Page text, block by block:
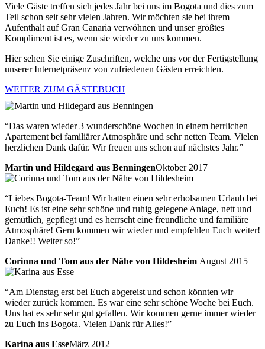
Viele Gäste treffen sich jedes Jahr bei uns im Bogota und dies zum
Teil schon seit sehr vielen Jahren. Wir möchten sie bei ihrem
Aufenthalt auf Gran Canaria verwöhnen und unser größtes
Kompliment ist es, wenn sie wieder zu uns kommen.
Hier sehen Sie einige Zuschriften, welche uns vor der Fertigstellung
unserer Internetpräsenz von zufriedenen Gästen erreichten.
WEITER ZUM GÄSTEBUCH
“Das waren wieder 3 wunderschöne Wochen in einem herrlichen
Apartement bei familiärer Atmosphäre und sehr netten Team. Vielen
herzlichen Dank dafür. Wir freuen uns schon auf nächstes Jahr.”
Martin und Hildegard aus BenningenOktober 2017
“Liebes Bogota-Team! Wir hatten einen sehr erholsamen Urlaub bei
Euch! Es ist eine sehr schöne und ruhig gelegene Anlage, nett und
gemütlich, gepflegt und es herrscht eine freundliche und familiäre
Atmosphäre! Gern kommen wir wieder und empfehlen Euch weiter!
Danke!! Weiter so!”
Corinna und Tom aus der Nähe von Hildesheim August 2015
“Am Dienstag erst bei Euch abgereist und schon könnten wir
wieder zurück kommen. Es war eine sehr schöne Woche bei Euch.
Uns hat es sehr sehr gut gefallen. Wir kommen gerne immer wieder
zu Euch ins Bogota. Vielen Dank für Alles!”
Karina aus EsseMärz 2012